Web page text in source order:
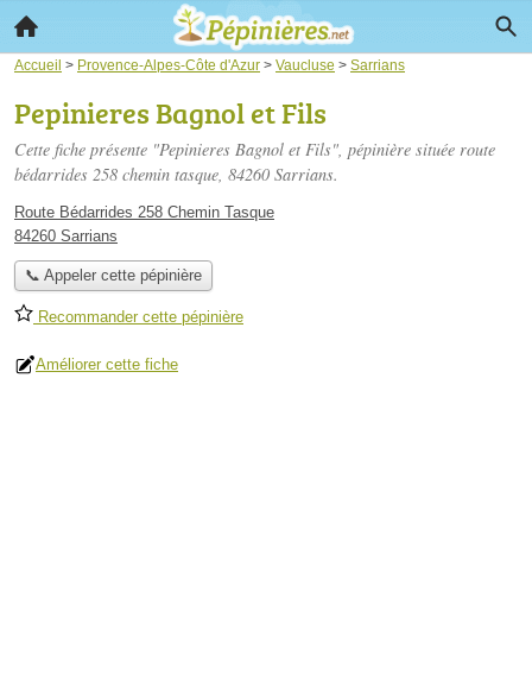
Accueil > Provence-Alpes-Côte d'Azur > Vaucluse > Sarrians
Pepinieres Bagnol et Fils
Cette fiche présente "Pepinieres Bagnol et Fils", pépinière située route
bédarrides 258 chemin tasque, 84260 Sarrians.
Route Bédarrides 258 Chemin Tasque
84260 Sarrians
📞 Appeler cette pépinière
Recommander cette pépinière
Améliorer cette fiche